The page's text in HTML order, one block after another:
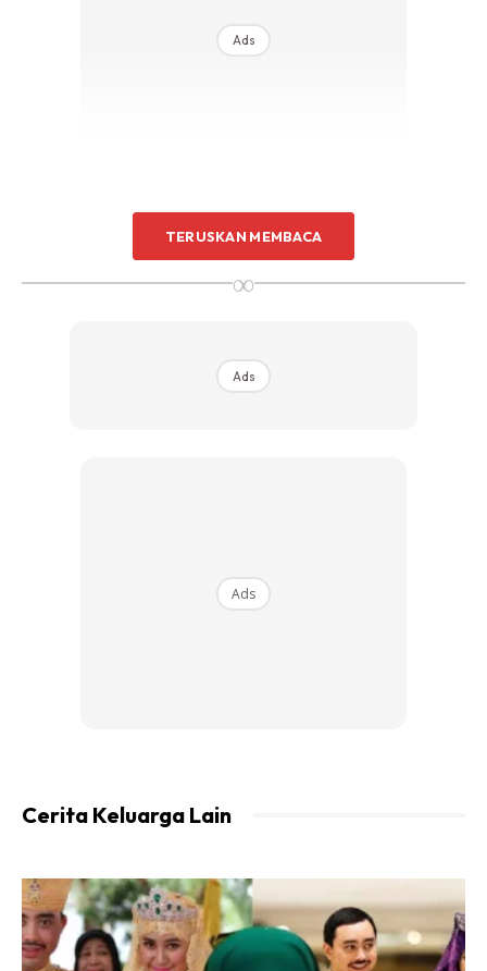
Ads
TERUSKAN MEMBACA
∞
Ads
Ads
Cerita Keluarga Lain